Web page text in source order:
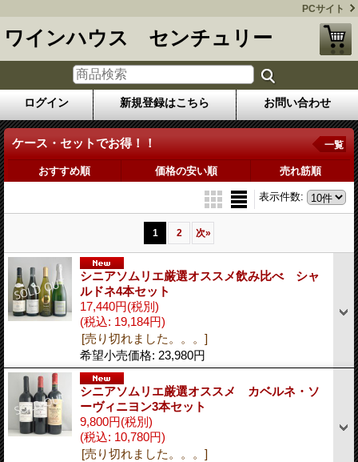
PCサイト
ワインハウス センチュリー
ログイン 新規登録はこちら お問い合わせ
ケース・セットでお得！！ 一覧
おすすめ順 価格の安い順 売れ筋順
表示件数:
1 2 次»
シニアソムリエ厳選オススメ飲み比べ シャ
ルドネ4本セット
17,440円(税別)
(税込: 19,184円)
[売り切れました。。。]
希望小売価格: 23,980円
シニアソムリエ厳選オススメ カベルネ・ソ
ーヴィニヨン3本セット
9,800円(税別)
(税込: 10,780円)
[売り切れました。。。]